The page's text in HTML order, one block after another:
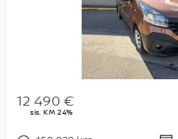
12 490 €
sis. KM 24%